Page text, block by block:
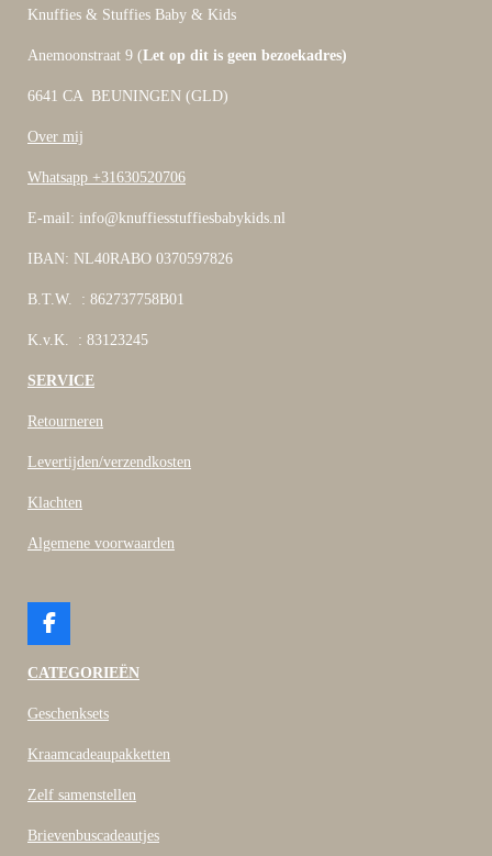
Knuffies & Stuffies Baby & Kids
Anemoonstraat 9 (Let op dit is geen bezoekadres)
6641 CA BEUNINGEN (GLD)
Over mij
Whatsapp +31630520706
E-mail: info@knuffiesstuffiesbabykids.nl
IBAN: NL40RABO 0370597826
B.T.W. : 862737758B01
K.v.K. : 83123245
SERVICE
Retourneren
Levertijden/verzendkosten
Klachten
Algemene voorwaarden
F
c
b
o
CATEGORIEËN
Geschenksets
Kraamcadeaupakketten
Zelf samenstellen
Brievenbuscadeautjes